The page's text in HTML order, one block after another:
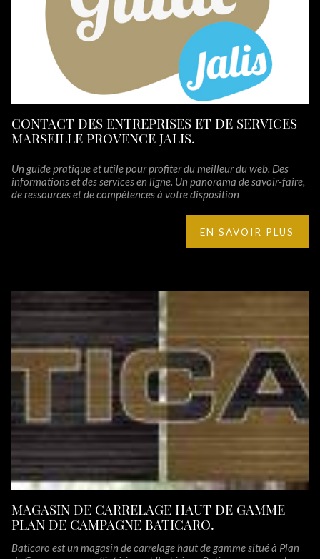
CONTACT DES ENTREPRISES ET DE SERVICES
MARSEILLE PROVENCE JALIS.
Un guide pratique et utile pour profiter du meilleur du web. Des
informations et des services en ligne. Un panorama de savoir-faire,
de ressources et de compétences à votre disposition
EN SAVOIR PLUS
MAGASIN DE CARRELAGE HAUT DE GAMME
PLAN DE CAMPAGNE BATICARO.
Baticaro est un magasin de carrelage haut de gamme situé à Plan